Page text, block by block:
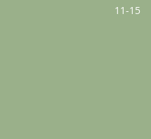
11-15